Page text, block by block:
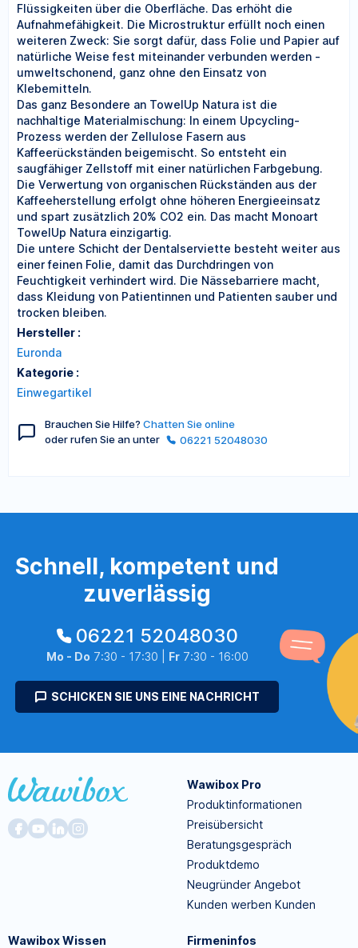
Flüssigkeiten über die Oberfläche. Das erhöht die
Aufnahmefähigkeit. Die Microstruktur erfüllt noch einen
weiteren Zweck: Sie sorgt dafür, dass Folie und Papier auf
natürliche Weise fest miteinander verbunden werden -
umweltschonend, ganz ohne den Einsatz von
Klebemitteln.
Das ganz Besondere an TowelUp Natura ist die
nachhaltige Materialmischung: In einem Upcycling-
Prozess werden der Zellulose Fasern aus
Kaffeerückständen beigemischt. So entsteht ein
saugfähiger Zellstoff mit einer natürlichen Farbgebung.
Die Verwertung von organischen Rückständen aus der
Kaffeeherstellung erfolgt ohne höheren Energieeinsatz
und spart zusätzlich 20% CO2 ein. Das macht Monoart
TowelUp Natura einzigartig.
Die untere Schicht der Dentalserviette besteht weiter aus
einer feinen Folie, damit das Durchdringen von
Feuchtigkeit verhindert wird. Die Nässebarriere macht,
dass Kleidung von Patientinnen und Patienten sauber und
trocken bleiben.
Hersteller :
Euronda
Kategorie :
Einwegartikel
Brauchen Sie Hilfe? Chatten Sie online
oder rufen Sie an unter
06221 52048030
Schnell, kompetent und
zuverlässig
06221 52048030
Mo - Do 7:30 - 17:30 | Fr7:30 - 16:00
SCHICKEN SIE UNS EINE NACHRICHT
Wawibox Pro
Produktinformationen
Preisübersicht
Beratungsgespräch
Produktdemo
Neugründer Angebot
Kunden werben Kunden
Wawibox Wissen
Firmeninfos